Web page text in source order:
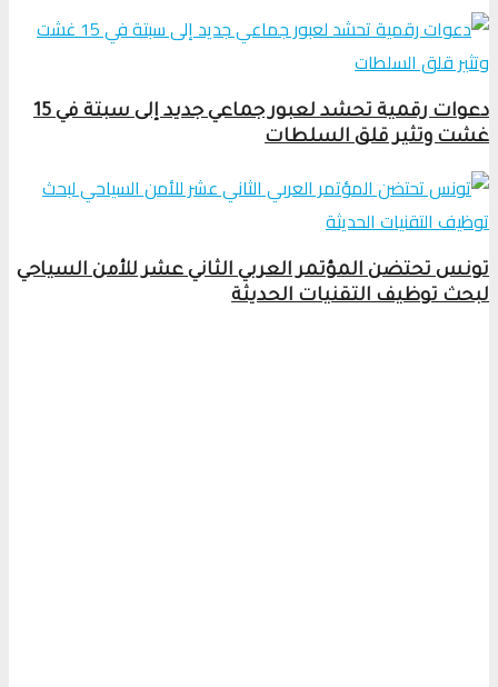
دعوات رقمية تحشد لعبور جماعي جديد إلى سبتة في 15
غشت وتثير قلق السلطات
تونس تحتضن المؤتمر العربي الثاني عشر للأمن السياحي
لبحث توظيف التقنيات الحديثة